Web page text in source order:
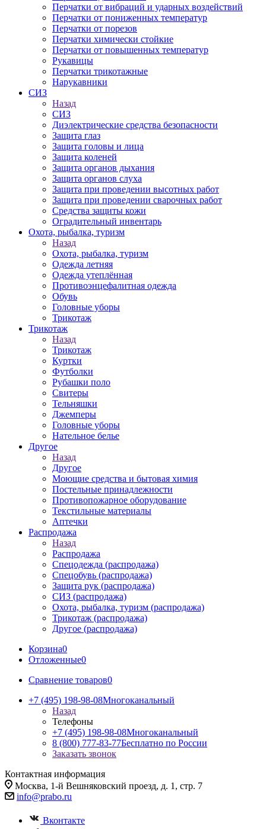
Перчатки от вибраций и ударных воздействий
Перчатки от пониженных температур
Перчатки от порезов
Перчатки химически стойкие
Перчатки от повышенных температур
Рукавицы
Перчатки трикотажные
Нарукавники
СИЗ
Назад
СИЗ
Диэлектрические средства безопасности
Защита глаз
Защита головы и лица
Защита коленей
Защита органов дыхания
Защита органов слуха
Защита при проведении высотных работ
Защита при проведении сварочных работ
Средства защиты кожи
Оградительный инвентарь
Охота, рыбалка, туризм
Назад
Охота, рыбалка, туризм
Одежда летняя
Одежда утеплённая
Противоэнцефалитная одежда
Обувь
Головные уборы
Трикотаж
Трикотаж
Назад
Трикотаж
Куртки
Футболки
Рубашки поло
Свитеры
Тельняшки
Джемперы
Головные уборы
Нательное белье
Другое
Назад
Другое
Моющие средства и бытовая химия
Постельные принадлежности
Противопожарное оборудование
Текстильные материалы
Аптечки
Распродажа
Назад
Распродажа
Спецодежда (распродажа)
Спецобувь (распродажа)
Защита рук (распродажа)
СИЗ (распродажа)
Охота, рыбалка, туризм (распродажа)
Трикотаж (распродажа)
Другое (распродажа)
Корзина0
Отложенные0
Сравнение товаров0
+7 (495) 198-98-08Многоканальный
Назад
Телефоны
+7 (495) 198-98-08Многоканальный
8 (800) 777-83-77Бесплатно по России
Заказать звонок
Контактная информация
Москва, 1-й Вешняковский проезд, д. 1, стр. 7
info@prabo.ru
Вконтакте